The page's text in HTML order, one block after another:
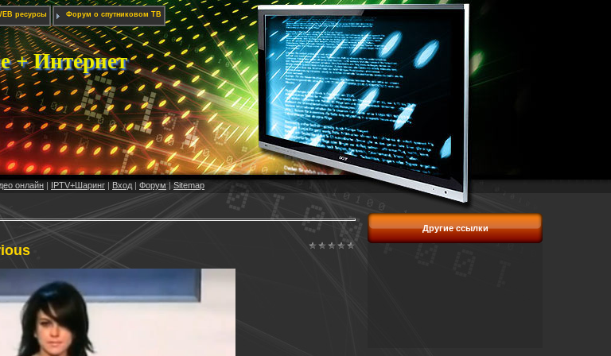
ресурсы Форум о спутниковом ТВ
+ Интернет
онлайн | IPTV+Шаринг | Вход | Форум |Sitemap
Другие ссылки